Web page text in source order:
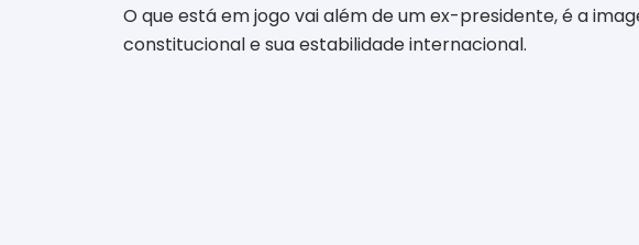
O que está em jogo vai além de um ex-presidente, é a
constitucional e sua estabilidade internacional.